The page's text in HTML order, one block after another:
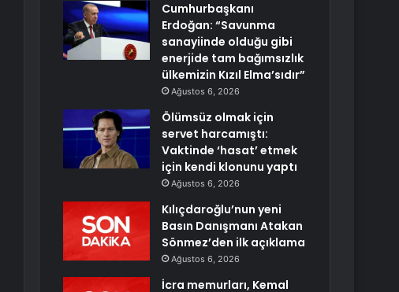
Cumhurbaşkanı
Erdoğan: “Savunma
sanayiinde olduğu gibi
enerjide tam bağımsızlık
ülkemizin Kızıl Elma’sıdır”
Ağustos 6, 2026
Ölümsüz olmak için
servet harcamıştı:
Vaktinde ‘hasat’ etmek
için kendi klonunu yaptı
Ağustos 6, 2026
Kılıçdaroğlu’nun yeni
Basın Danışmanı Atakan
Sönmez’den ilk açıklama
Ağustos 6, 2026
İcra memurları, Kemal